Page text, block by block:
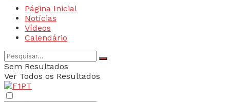
Página Inicial
Notícias
Vídeos
Calendário
Sem Resultados
Ver Todos os Resultados